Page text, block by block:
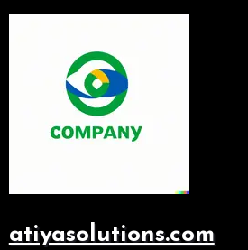
Ga
atiyasolutions.com